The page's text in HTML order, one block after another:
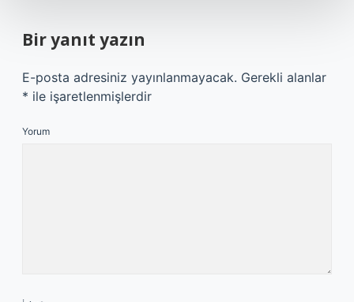
Bir yanıt yazın
E-posta adresiniz yayınlanmayacak. Gerekli alanlar
* ile işaretlenmişlerdir
Yorum